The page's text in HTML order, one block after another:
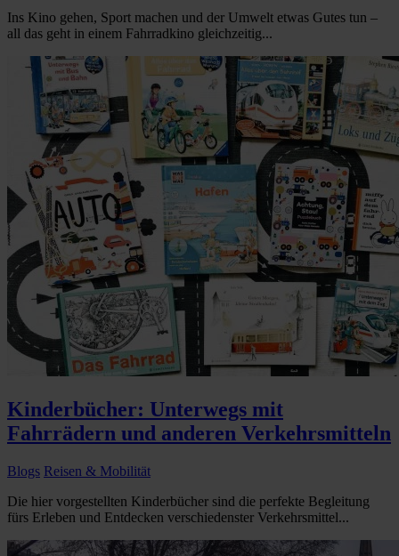
Ins Kino gehen, Sport machen und der Umwelt etwas Gutes tun –
all das geht in einem Fahrradkino gleichzeitig...
Kinderbücher: Unterwegs mit
Fahrrädern und anderen Verkehrsmitteln
Blogs Reisen & Mobilität
Die hier vorgestellten Kinderbücher sind die perfekte Begleitung
fürs Erleben und Entdecken verschiedenster Verkehrsmittel...